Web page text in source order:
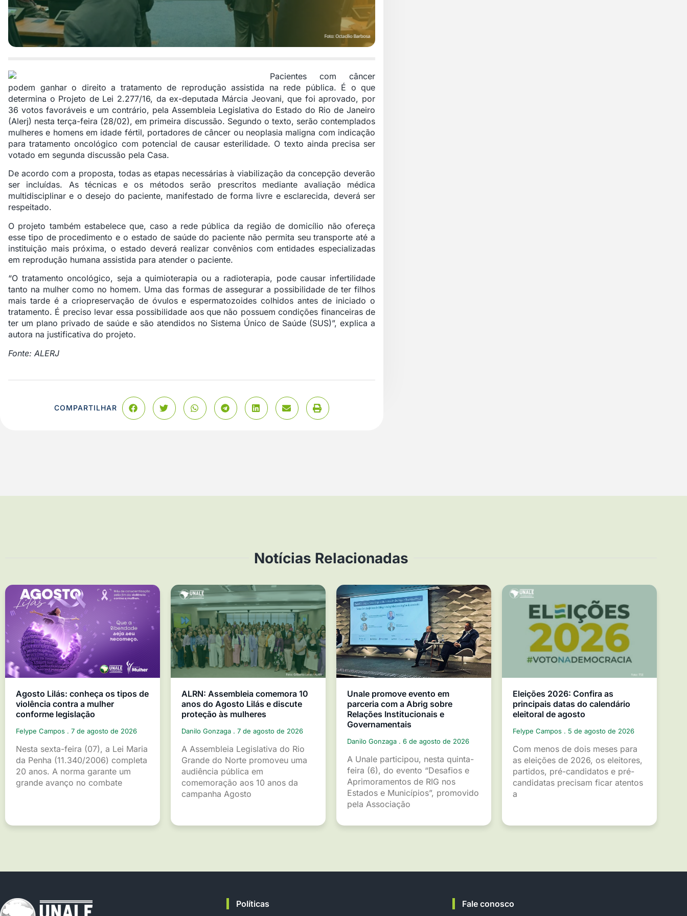
Pacientes com câncer
podem ganhar o direito a tratamento de reprodução assistida na rede pública. É o que
determina o Projeto de Lei 2.277/16, da ex-deputada Márcia Jeovani, que foi aprovado, por
36 votos favoráveis e um contrário, pela Assembleia Legislativa do Estado do Rio de Janeiro
(Alerj) nesta terça-feira (28/02), em primeira discussão. Segundo o texto, serão contemplados
mulheres e homens em idade fértil, portadores de câncer ou neoplasia maligna com indicação
para tratamento oncológico com potencial de causar esterilidade. O texto ainda precisa ser
votado em segunda discussão pela Casa.
De acordo com a proposta, todas as etapas necessárias à viabilização da concepção deverão
ser incluídas. As técnicas e os métodos serão prescritos mediante avaliação médica
multidisciplinar e o desejo do paciente, manifestado de forma livre e esclarecida, deverá ser
respeitado.
O projeto também estabelece que, caso a rede pública da região de domicílio não ofereça
esse tipo de procedimento e o estado de saúde do paciente não permita seu transporte até a
instituição mais próxima, o estado deverá realizar convênios com entidades especializadas
em reprodução humana assistida para atender o paciente.
“O tratamento oncológico, seja a quimioterapia ou a radioterapia, pode causar infertilidade
tanto na mulher como no homem. Uma das formas de assegurar a possibilidade de ter filhos
mais tarde é a criopreservação de óvulos e espermatozoides colhidos antes de iniciado o
tratamento. É preciso levar essa possibilidade aos que não possuem condições financeiras de
ter um plano privado de saúde e são atendidos no Sistema Único de Saúde (SUS)”, explica a
autora na justificativa do projeto.
Fonte: ALERJ
COMPARTILHAR
Notícias Relacionadas
Agosto Lilás: conheça os tipos de
violência contra a mulher
conforme legislação
Felype Campos 7 de agosto de 2026
Nesta sexta-feira (07), a Lei Maria
da Penha (11.340/2006) completa
20 anos. A norma garante um
grande avanço no combate
ALRN: Assembleia comemora 10
anos do Agosto Lilás e discute
proteção às mulheres
Danilo Gonzaga 7 de agosto de 2026
A Assembleia Legislativa do Rio
Grande do Norte promoveu uma
audiência pública em
comemoração aos 10 anos da
campanha Agosto
Unale promove evento em
parceria com a Abrig sobre
Relações Institucionais e
Governamentais
Danilo Gonzaga 6 de agosto de 2026
A Unale participou, nesta quinta-
feira (6), do evento “Desafios e
Aprimoramentos de RIG nos
Estados e Municípios”, promovido
pela Associação
Eleições 2026: Confira as
principais datas do calendário
eleitoral de agosto
Felype Campos 5 de agosto de 2026
Com menos de dois meses para
as eleições de 2026, os eleitores,
partidos, pré-candidatos e pré-
candidatas precisam ficar atentos
a
Políticas Fale conosco